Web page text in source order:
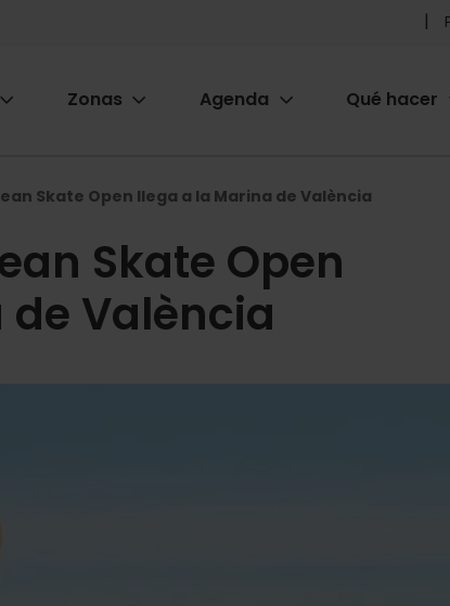
Zonas Agenda Qué hacer
Skate Open llega a la Marina de València
Skate Open
València